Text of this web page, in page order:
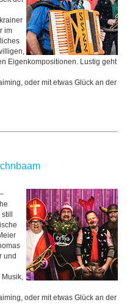
im
Eigenkompositionen. Lustig geht
oder mit etwas Glück an der
–
und
oder mit etwas Glück an der